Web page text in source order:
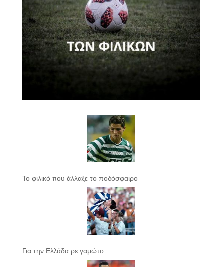
Το φιλικό που άλλαξε το ποδόσφαιρο
Για την Ελλάδα ρε γαμώτο